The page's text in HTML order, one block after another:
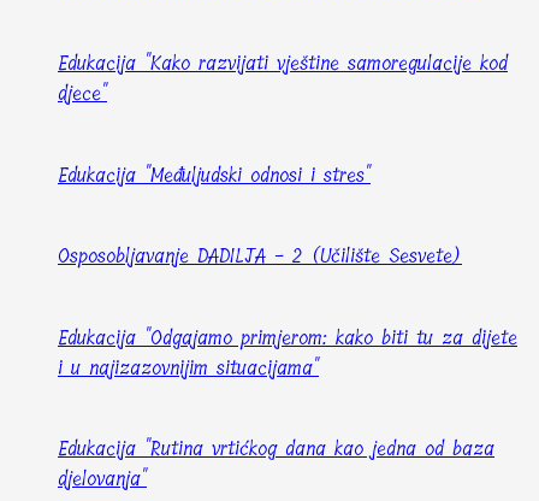
Edukacija "Kako razvijati vještine samoregulacije kod
djece"
Edukacija "Međuljudski odnosi i stres"
Osposobljavanje DADILJA - 2 (Učilište Sesvete)
Edukacija "Odgajamo primjerom: kako biti tu za dijete
i u najizazovnijim situacijama"
Edukacija "Rutina vrtićkog dana kao jedna od baza
djelovanja"